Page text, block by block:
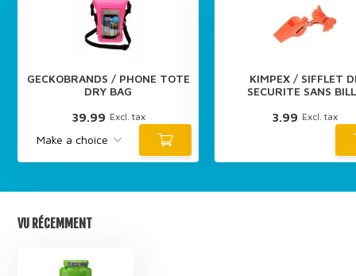
GECKOBRANDS / PHONE TOTE
DRY BAG
39.99 Excl. tax
KIMPEX / SIFFLET
SECURITE SANS
3.99 Excl. tax
VU RÉCEMMENT